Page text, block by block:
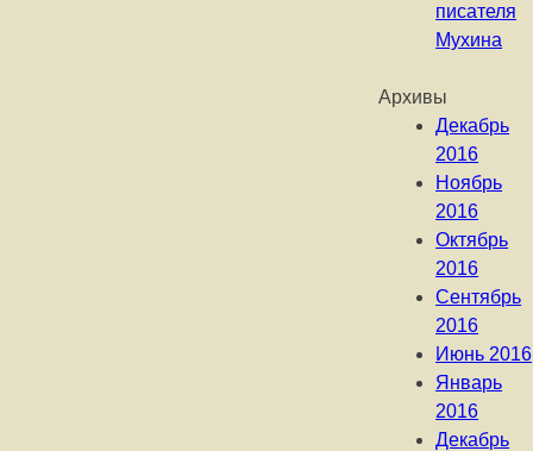
писателя
Мухина
Архивы
Декабрь
2016
Ноябрь
2016
Октябрь
2016
Сентябрь
2016
Июнь 2016
Январь
2016
Декабрь